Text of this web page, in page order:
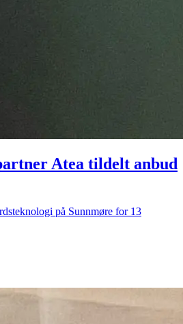
Atea tildelt anbud
på Sunnmøre for 13